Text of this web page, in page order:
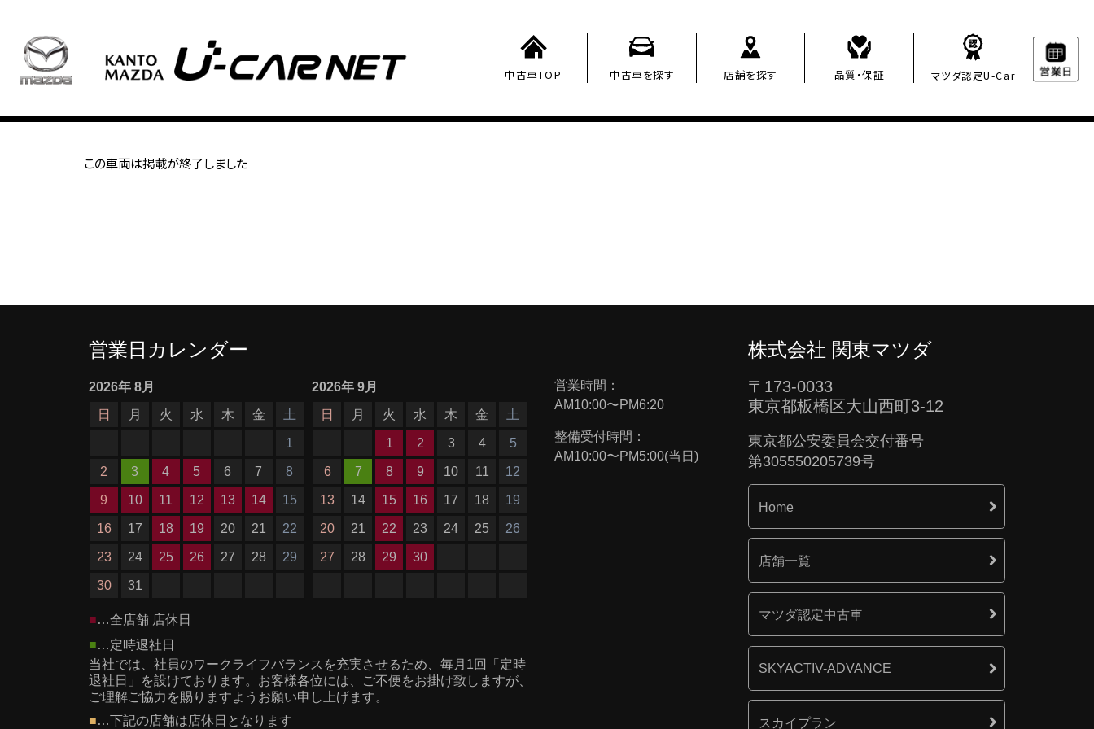
中古車TOP 中古車を探す 店舗を探す 品質・保証 マツダ認定U-Car
この車両は掲載が終了しました
営業日カレンダー
2026年 8月
日
月 火 水 木 金
土
1
2
3 4 5 6 7
8
9
10 11 12 13 14
15
16
17 18 19 20 21
22
23
24 25 26 27 28
29
30
31
2026年9月
日
月 火 水 木 金
土
1
2 3 4
5
6
7 8 9 10 11
12
13
14 15 16 17 18
19
20
21 22 23 24 25
26
27
28 29 30
■…全店舗 店休日
■…定時退社日
当社では、社員のワークライフバランスを充実させるため、毎月1回「定時
退社日」を設けております。お客様各位には、ご不便をお掛け致しますが、
ご理解ご協力を賜りますようお願い申し上げます。
■…下記の店舗は店休日となります
営業時間：
AM10:00〜PM6:20
整備受付時間：
AM10:00〜PM5:00(当日)
株式会社 関東マツダ
〒173-0033
東京都板橋区大山西町3-12
東京都公安委員会交付番号
第305550205739号
Home
店舗一覧
マツダ認定中古車
SKYACTIV-ADVANCE
スカイプラン